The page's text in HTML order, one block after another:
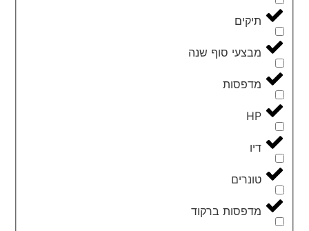
תיקים
מבצעי סוף שנה
מדפסות
HP
דיו
טונרים
מדפסות ברקוד